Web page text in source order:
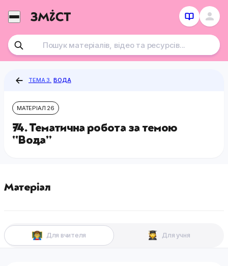
Перейти
до
ТЕМА 3. ВОДА
МАТЕРІАЛ 26
74. Тематична робота за темою
“Вода”
Матеріал
Для вчителя Для учня